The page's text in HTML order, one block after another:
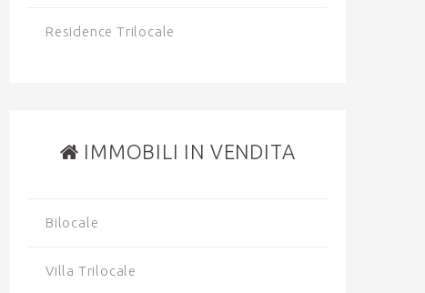
Residence Trilocale
IMMOBILI IN VENDITA
Bilocale
Villa Trilocale